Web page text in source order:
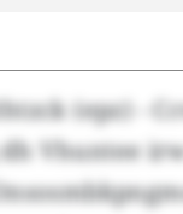
(epz) -
Vhuntee